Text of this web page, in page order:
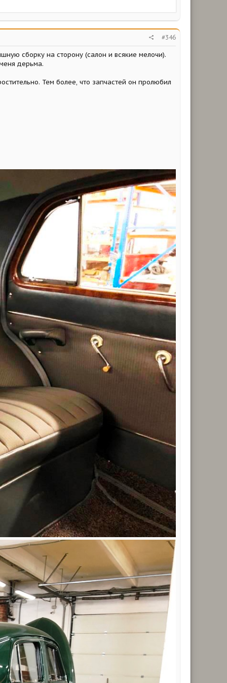
#346
сборку на сторону (салон и всякие мелочи).
дерьма.
Тем более, что запчастей он пролюбил